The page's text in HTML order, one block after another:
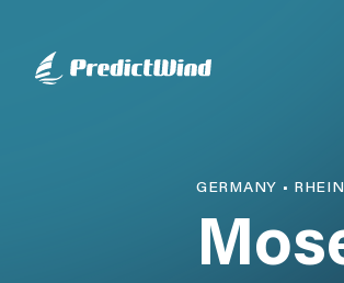
GERMANY •